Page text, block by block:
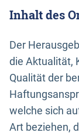
Inhalt des
Der
die Aktualität,
Qualität der
welche sich
Art beziehen,